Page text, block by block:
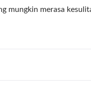
mungkin merasa